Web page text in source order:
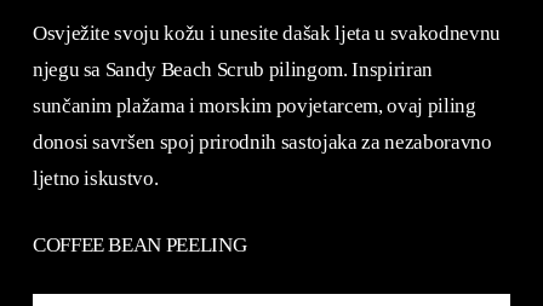
Osvježite svoju kožu i unesite dašak ljeta u svakodnevnu
njegu sa Sandy Beach Scrub pilingom. Inspiriran
sunčanim plažama i morskim povjetarcem, ovaj piling
donosi savršen spoj prirodnih sastojaka za nezaboravno
ljetno iskustvo.
COFFEE BEAN PEELING